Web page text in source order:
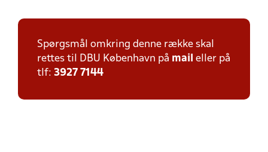
Spørgsmål omkring denne række skal
rettes til DBU København på mail eller på
tlf: 3927 7144